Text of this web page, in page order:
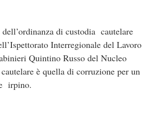
di custodia cautelare
Interregionale del Lavoro
Quintino Russo del Nucleo
è quella di corruzione per un
irpino.